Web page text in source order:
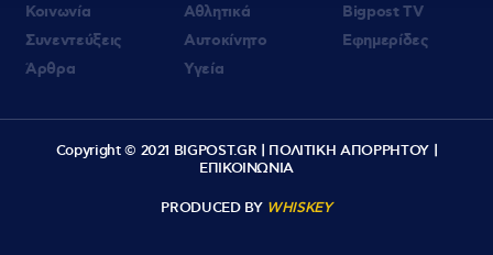
Κοινωνία
Συνεντεύξεις
Άρθρα
Αθλητικά
Αυτοκίνητο
Υγεία
Bigpost TV
Εφημερίδες
Copyright © 2021 BIGPOST.GR | ΠΟΛΙΤΙΚΗ ΑΠΟΡΡΗΤΟΥ|
ΕΠΙΚΟΙΝΩΝΙΑ
PRODUCED BY WHISKEY